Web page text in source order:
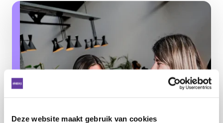
Deze website maakt gebruik van cookies